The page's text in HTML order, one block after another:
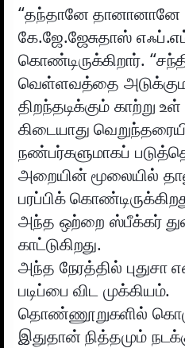
“தந்தானே
கே.ஜே.ஜேசுதாஸ்
கொண்டிருக்கிறார்.
வெள்ளவத்தை
திறந்தடிக்கும் காற்று
கிடையாது
நண்பர்களுமாகப்
அறையின் மூலையில்
பரப்பிக்
அந்த ஒற்றை ஸ்பீக்கர்
காட்டுகிறது.
அந்த நேரத்தில் புதுசா
படிப்பை விட முக்கியம்.
தொண்ணூறுகளில்
இதுதான் நித்தமும்